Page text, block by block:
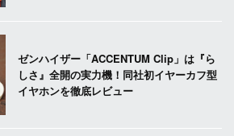
ゼンハイザー「ACCENTUM Clip」は『ら
しさ』全開の実力機！同社初イヤーカフ型
イヤホンを徹底レビュー